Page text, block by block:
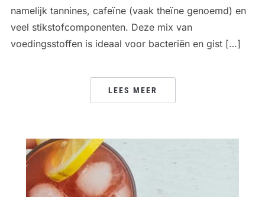
namelijk tannines, cafeïne (vaak theïne genoemd) en
veel stikstofcomponenten. Deze mix van
voedingsstoffen is ideaal voor bacteriën en gist […]
LEES MEER